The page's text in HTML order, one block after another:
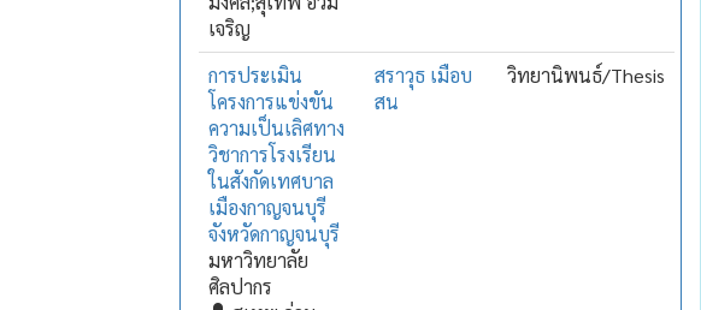
เจริญ
การประเมิน
โครงการแข่งขัน
ความเป็นเลิศทาง
วิชาการโรงเรียน
ในสังกัดเทศบาล
เมืองกาญจนบุรี
จังหวัดกาญจนบุรี
มหาวิทยาลัย
ศิลปากร
สราวุธ เมือบ
สน
วิทยานิพนธ์/Thesis